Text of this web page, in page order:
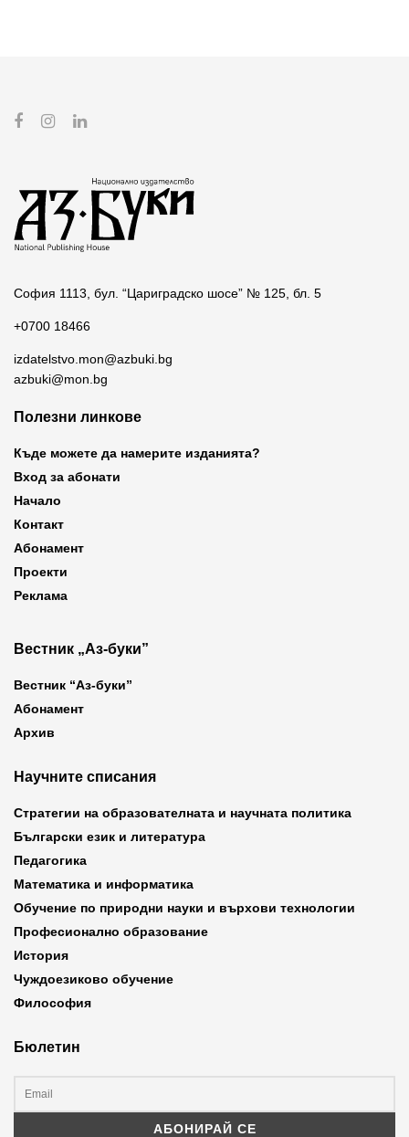
София 1113, бул. “Цариградско шосе” № 125, бл. 5
+0700 18466
izdatelstvo.mon@azbuki.bg
azbuki@mon.bg
Полезни линкове
Къде можете да намерите изданията?
Вход за абонати
Начало
Контакт
Абонамент
Проекти
Реклама
Вестник „Аз-буки”
Вестник “Аз-буки”
Абонамент
Архив
Научните списания
Стратегии на образователната и научната политика
Български език и литература
Педагогика
Математика и информатика
Обучение по природни науки и върхови технологии
Професионално образование
История
Чуждоезиково обучение
Философия
Бюлетин